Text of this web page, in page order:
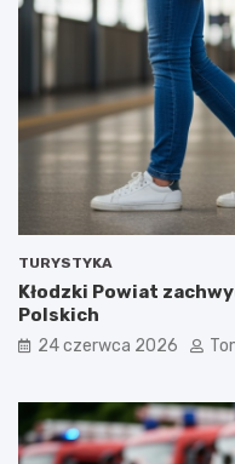
TURYSTYKA
Kłodzki Powiat
Polskich
24 czerwca 2026